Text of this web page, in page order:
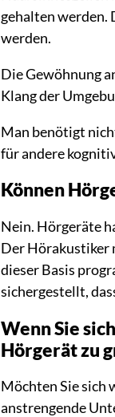
gehalten werden.
werden.
Die Gewöhnung
Klang der
Man benötigt
für andere
Können
Nein. Hörgeräte
Der Hörakustiker
dieser Basis
sichergestellt,
Wenn Sie
Hörgerät zu
Möchten Sie sich
anstrengende